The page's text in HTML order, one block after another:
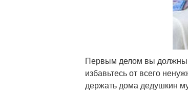
Первым делом вы должны
избавьтесь от всего
держать дома дедушкин